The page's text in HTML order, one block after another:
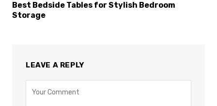
Best Bedside Tables for Stylish Bedroom
Storage
LEAVE A REPLY